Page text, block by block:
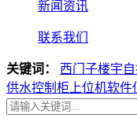
新闻资讯
联系我们
关键词： 西门子楼宇
供水控制柜 上位机软件